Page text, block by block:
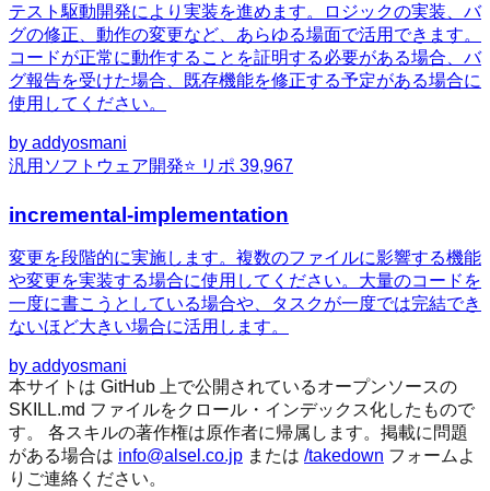
テスト駆動開発により実装を進めます。ロジックの実装、バ
グの修正、動作の変更など、あらゆる場面で活用できます。
コードが正常に動作することを証明する必要がある場合、バ
グ報告を受けた場合、既存機能を修正する予定がある場合に
使用してください。
by addyosmani
汎用 ソフトウェア開発⭐ リポ 39,967
incremental-implementation
変更を段階的に実施します。複数のファイルに影響する機能
や変更を実装する場合に使用してください。大量のコードを
一度に書こうとしている場合や、タスクが一度では完結でき
ないほど大きい場合に活用します。
by addyosmani
本サイトは GitHub 上で公開されているオープンソースの
SKILL.md ファイルをクロール・インデックス化したもので
す。 各スキルの著作権は原作者に帰属します。掲載に問題
がある場合は info@alsel.co.jp または /takedown フォームよ
りご連絡ください。